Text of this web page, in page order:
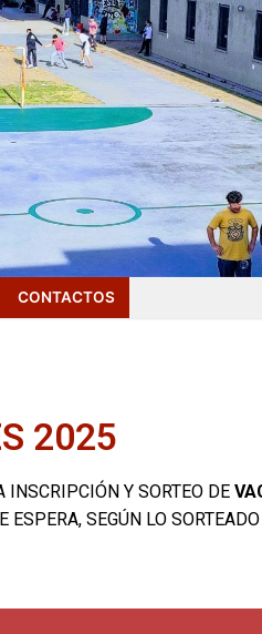
CONTACTOS
2025
INSCRIPCIÓN Y SORTEO DE
SEGÚN LO